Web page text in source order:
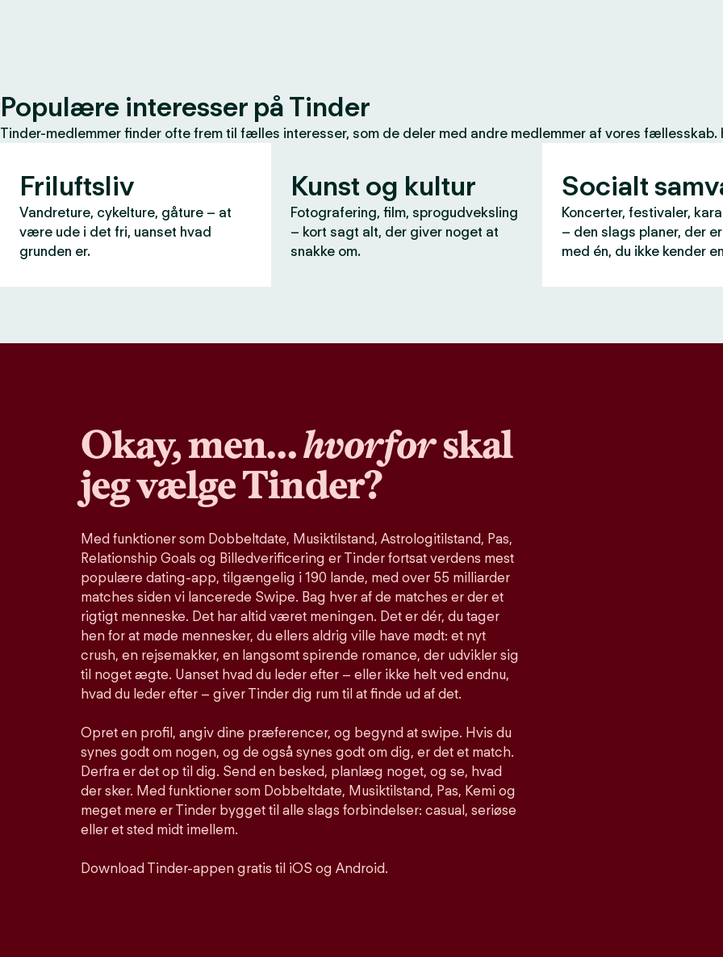
Populære interesser på Tinder
Tinder-medlemmer finder ofte frem til fælles interesser, som de deler med andre medlemmer af vores
Friluftsliv
Vandreture, cykelture, gåture – at
være ude i det fri, uanset hvad
grunden er.
Kunst og kultur
Fotografering, film, sprogudveksling
– kort sagt alt, der giver noget at
snakke om.
Socialt
Koncerter, festivaler,
– den slags planer, der
med én, du ikke kender
Okay, men…hvorforskal
jeg vælge Tinder?
Med funktioner som Dobbeltdate, Musiktilstand, Astrologitilstand, Pas,
Relationship Goals og Billedverificering er Tinder fortsat verdens mest
populære dating-app, tilgængelig i 190 lande, med over 55 milliarder
matches siden vi lancerede Swipe. Bag hver af de matches er der et
rigtigt menneske. Det har altid været meningen. Det er dér, du tager
hen for at møde mennesker, du ellers aldrig ville have mødt: et nyt
crush, en rejsemakker, en langsomt spirende romance, der udvikler sig
til noget ægte. Uanset hvad du leder efter – eller ikke helt ved endnu,
hvad du leder efter – giver Tinder dig rum til at finde ud af det.
Opret en profil, angiv dine præferencer, og begynd at swipe. Hvis du
synes godt om nogen, og de også synes godt om dig, er det et match.
Derfra er det op til dig. Send en besked, planlæg noget, og se, hvad
der sker. Med funktioner som Dobbeltdate, Musiktilstand, Pas, Kemi og
meget mere er Tinder bygget til alle slags forbindelser: casual, seriøse
eller et sted midt imellem.
Download Tinder-appen gratis til iOS og Android.